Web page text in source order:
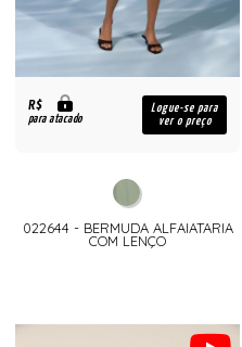
R$
para atacado
Logue-se para
ver o preço
022644 - BERMUDA ALFAIATARIA
COM LENÇO